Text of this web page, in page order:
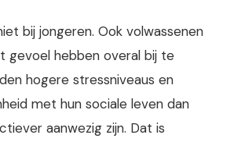
bij jongeren. Ook volwassenen
gevoel hebben overal bij te
hogere stressniveaus en
met hun sociale leven dan
aanwezig zijn. Dat is